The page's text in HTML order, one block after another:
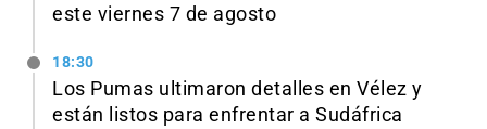
este viernes 7 de agosto
18:30
Los Pumas ultimaron detalles en Vélez y
están listos para enfrentar a Sudáfrica